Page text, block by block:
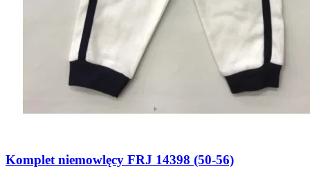
Komplet niemowlęcy FRJ 14398 (50-56)